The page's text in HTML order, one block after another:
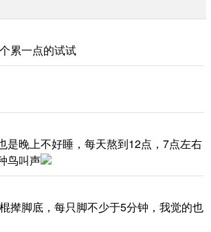
累一点的试试
是晚上不好睡，每天熬到12点，7点左右
鸟叫声
撵脚底，每只脚不少于5分钟，我觉的也